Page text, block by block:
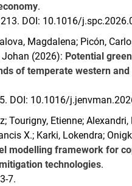
.
DOI: 10.1016/
Magdalena; Picón,
Johan (2026): Potential
of temperate western and
DOI: 10.1016/
Tourigny, Etienne; Alexandri,
X.; Karki, Lokendra;
modelling framework for
technologies.
7.